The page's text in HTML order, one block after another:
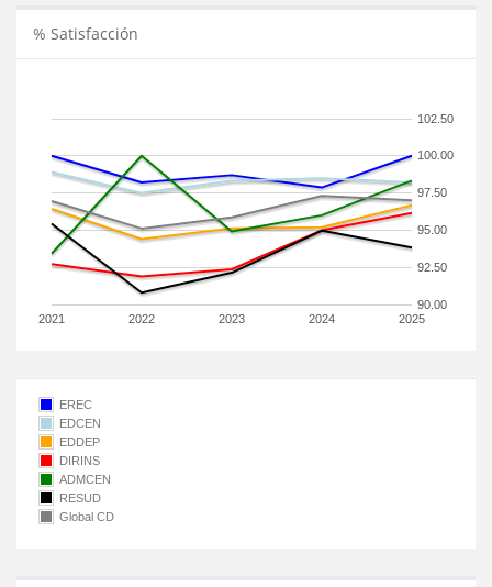
% Satisfacción
2021 2022 2023 2024 2025
90.00
92.50
95.00
97.50
100.00
102.50
EREC
EDCEN
EDDEP
DIRINS
ADMCEN
RESUD
Global CD